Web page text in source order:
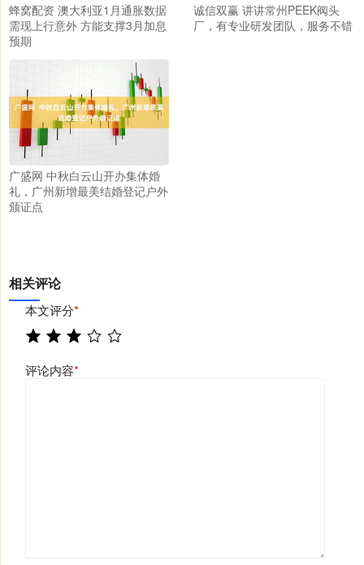
蜂窝配资 澳大利亚1月通胀数据
需现上行意外 方能支撑3月加息
预期
诚信双赢 讲讲常州PEEK阀头
厂，有专业研发团队，服务不错
广盛网 中秋白云山开办集体婚
礼，广州新增最美结婚登记户外
颁证点
相关评论
本文评分*
评论内容*